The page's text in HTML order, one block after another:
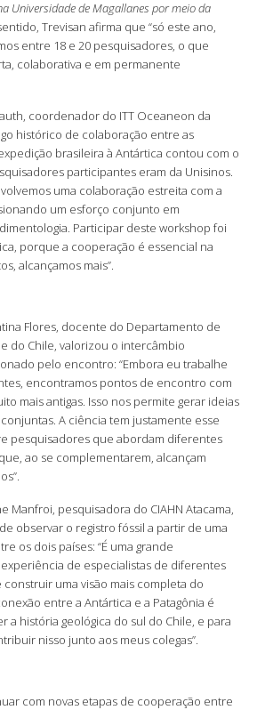
Universidade de Magallanes por meio da
Trevisan afirma que “só este ano,
entre 18 e 20 pesquisadores, o que
colaborativa e em permanente
coordenador do ITT Oceaneon da
histórico de colaboração entre as
brasileira à Antártica contou com o
participantes eram da Unisinos.
uma colaboração estreita com a
um esforço conjunto em
Participar deste workshop foi
porque a cooperação é essencial na
alcançamos mais”.
Flores, docente do Departamento de
do Chile, valorizou o intercâmbio
pelo encontro: “Embora eu trabalhe
encontramos pontos de encontro com
mais antigas. Isso nos permite gerar ideias
A ciência tem justamente esse
pesquisadores que abordam diferentes
ao se complementarem, alcançam
Manfroi, pesquisadora do CIAHN Atacama,
observar o registro fóssil a partir de uma
os dois países: “É uma grande
de especialistas de diferentes
uma visão mais completa do
entre a Antártica e a Patagônia é
a história geológica do sul do Chile, e para
nisso junto aos meus colegas”.
com novas etapas de cooperação entre